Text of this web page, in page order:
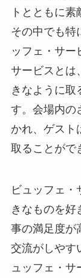
トとともに素
その中でも特
ッフェ・サー
サービスとは
きなように取
す。 会場内の
かれ、ゲスト
取ることがで
ビュッフェ・
きなものを好
事の満足度が
交流がしやす
ュッフェ・